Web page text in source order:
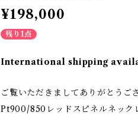
¥198,000
残り1点
International shipping
ご覧いただきましてありがとうご
Pt900/850レッドスピネルネック